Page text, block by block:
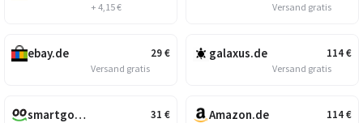
+ 4,15 €
29€
ebay.de
Versand gratis
31 €
smartgoods.de
Versand gratis
114€
galaxus.de
Versand gratis
114€
Amazon.de